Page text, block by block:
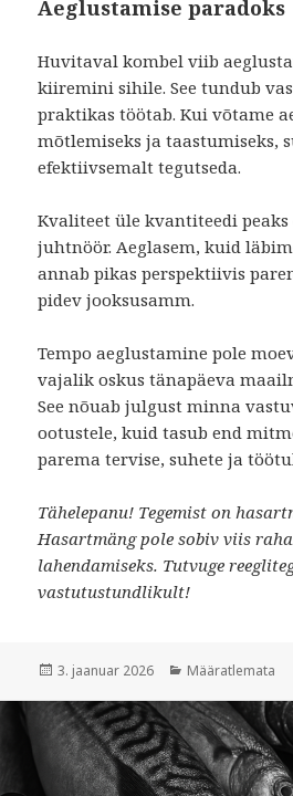
Aeglustamise paradoks
Huvitaval kombel viib
kiiremini sihile. See tundub
praktikas töötab. Kui võtame
mõtlemiseks ja taastumiseks,
efektiivsemalt tegutseda.
Kvaliteet üle kvantiteedi
juhtnöör. Aeglasem, kuid
annab pikas perspektiivis
pidev jooksusamm.
Tempo aeglustamine pole
vajalik oskus tänapäeva
See nõuab julgust minna
ootustele, kuid tasub end
parema tervise, suhete ja
Tähelepanu! Tegemist on
Hasartmäng pole sobiv viis
lahendamiseks. Tutvuge
vastutustundlikult!
Postitatud
3. jaanuar 2026 Rubriigid
Määratlemata